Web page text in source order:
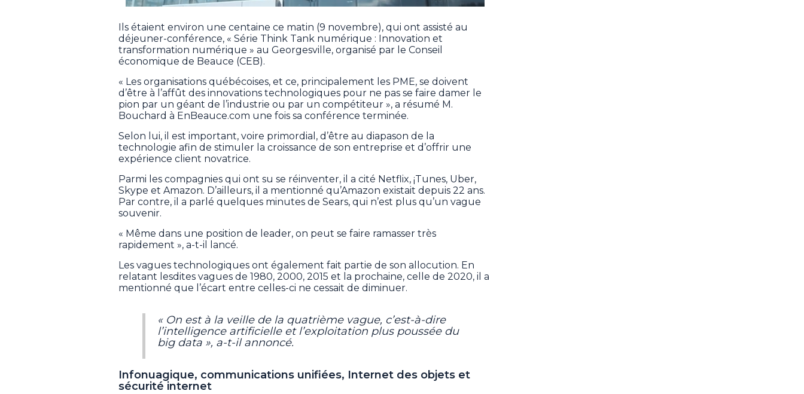
Ils étaient environ une centaine ce matin (9 novembre), qui ont assisté au
déjeuner-conférence, « Série Think Tank numérique : Innovation et
transformation numérique » au Georgesville, organisé par le Conseil
économique de Beauce (CEB).
« Les organisations québécoises, et ce, principalement les PME, se doivent
d’être à l’affût des innovations technologiques pour ne pas se faire damer le
pion par un géant de l’industrie ou par un compétiteur », a résumé M.
Bouchard à EnBeauce.com une fois sa conférence terminée.
Selon lui, il est important, voire primordial, d’être au diapason de la
technologie afin de stimuler la croissance de son entreprise et d’offrir une
expérience client novatrice.
Parmi les compagnies qui ont su se réinventer, il a cité Netflix, ¡Tunes, Uber,
Skype et Amazon. D’ailleurs, il a mentionné qu’Amazon existait depuis 22 ans.
Par contre, il a parlé quelques minutes de Sears, qui n’est plus qu’un vague
souvenir.
« Même dans une position de leader, on peut se faire ramasser très
rapidement », a-t-il lancé.
Les vagues technologiques ont également fait partie de son allocution. En
relatant lesdites vagues de 1980, 2000, 2015 et la prochaine, celle de 2020, il a
mentionné que l’écart entre celles-ci ne cessait de diminuer.
« On est à la veille de la quatrième vague, c’est-à-dire
l’intelligence artificielle et l’exploitation plus poussée du
big data », a-t-il annoncé.
Infonuagique, communications unifiées, Internet des objets et
sécurité internet